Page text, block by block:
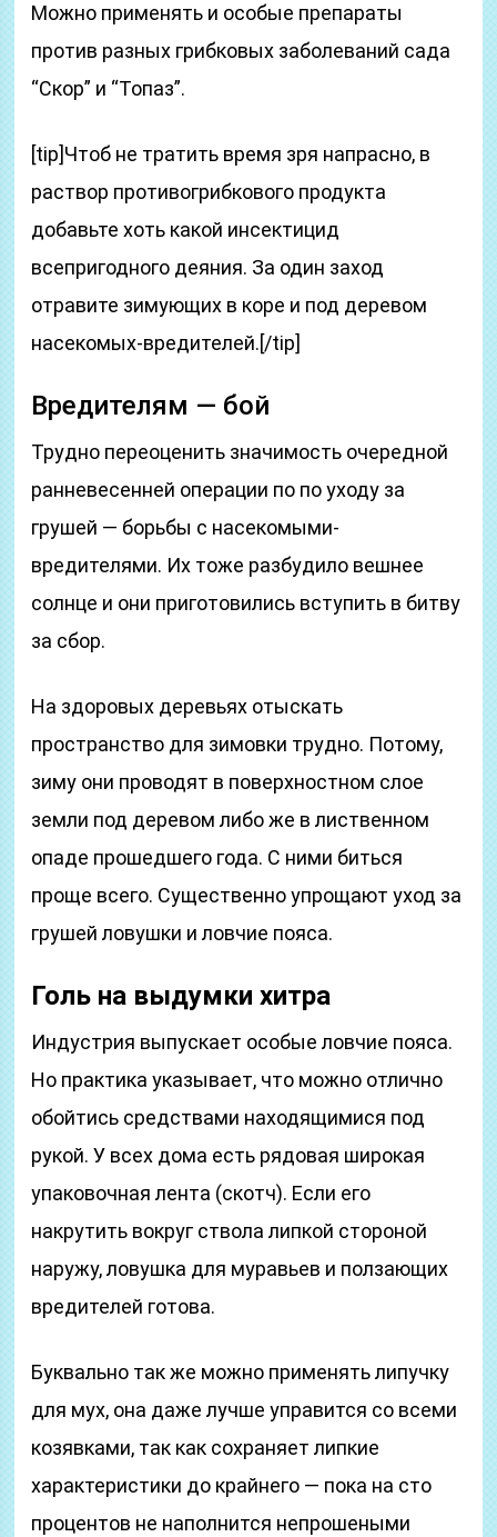
Можно применять и особые препараты
против разных грибковых заболеваний сада
“Скор” и “Топаз”.
[tip]Чтоб не тратить время зря напрасно, в
раствор противогрибкового продукта
добавьте хоть какой инсектицид
всепригодного деяния. За один заход
отравите зимующих в коре и под деревом
насекомых-вредителей.[/tip]
Вредителям — бой
Трудно переоценить значимость очередной
ранневесенней операции по по уходу за
грушей — борьбы с насекомыми-
вредителями. Их тоже разбудило вешнее
солнце и они приготовились вступить в битву
за сбор.
На здоровых деревьях отыскать
пространство для зимовки трудно. Потому,
зиму они проводят в поверхностном слое
земли под деревом либо же в лиственном
опаде прошедшего года. С ними биться
проще всего. Существенно упрощают уход за
грушей ловушки и ловчие пояса.
Голь на выдумки хитра
Индустрия выпускает особые ловчие пояса.
Но практика указывает, что можно отлично
обойтись средствами находящимися под
рукой. У всех дома есть рядовая широкая
упаковочная лента (скотч). Если его
накрутить вокруг ствола липкой стороной
наружу, ловушка для муравьев и ползающих
вредителей готова.
Буквально так же можно применять липучку
для мух, она даже лучше управится со всеми
козявками, так как сохраняет липкие
характеристики до крайнего — пока на сто
процентов не наполнится непрошеными